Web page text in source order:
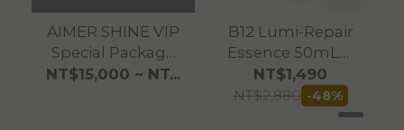
AIMER SHINE VIP
Special Package
限定優惠套餐
NT$15,000 ~ NT...
B12 Lumi-Repair
Essence 50mL｜
B12光修護精萃｜無
香敏護｜2026年春
NT$1,490
NT$2,880 -48%